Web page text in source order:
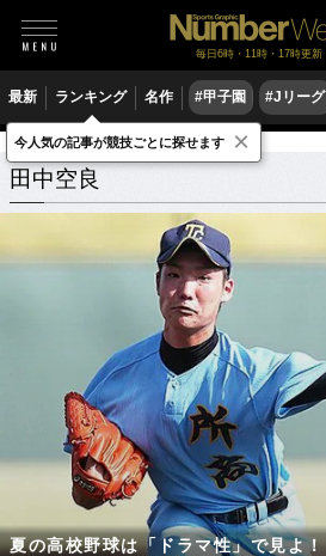
毎日6時・11時・17時更新
最新 ランキング 名作 #甲子園 #Jリーグ
田中空良 関連記事
田中空良
夏の高校野球は「ドラマ性」で見よ！
今人気の記事が競技ごとに探せます ×